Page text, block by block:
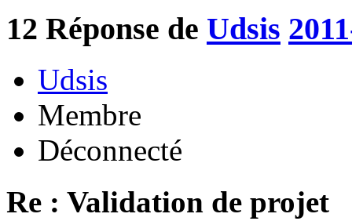
12 Réponse de Udsis
Udsis
Membre
Déconnecté
Re : Validation de projet